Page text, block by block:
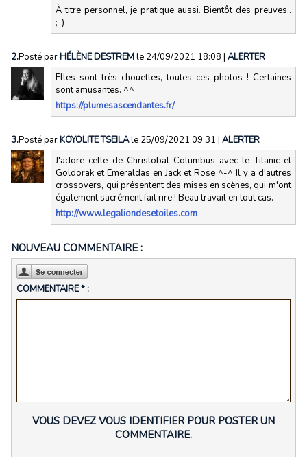
À titre personnel, je pratique aussi. Bientôt des preuves..
;-)
2.Posté parHÉLÈNE DESTREMle 24/09/2021 18:08 | ALERTER
Elles sont très chouettes, toutes ces photos ! Certaines
sont amusantes. ^^
https://plumesascendantes.fr/
3.Posté parKOYOLITE TSEILAle 25/09/2021 09:31 | ALERTER
J'adore celle de Christobal Columbus avec le Titanic et
Goldorak et Emeraldas en Jack et Rose ^-^ Il y a d'autres
crossovers, qui présentent des mises en scènes, qui m'ont
également sacrément fait rire ! Beau travail en tout cas.
http://www.legaliondesetoiles.com
NOUVEAU COMMENTAIRE :
COMMENTAIRE * :
VOUS DEVEZ VOUS IDENTIFIER POUR POSTER UN
COMMENTAIRE.